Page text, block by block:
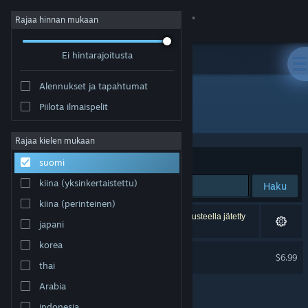
Kirjaudu sisään
Tietoa
Tuki
Vaihda kieli
Hanki Steam-mobiilisovellus
Näytä työpöytäsivusto
Rajaa hinnan mukaan
Ei hintarajoitusta
Alennukset ja tapahtumat
Piilota ilmaispelit
Rajaa kielen mukaan
suomi
kiina (yksinkertaistettu)
kiina (perinteinen)
japani
korea
thai
Arabia
Kehittäjä: Skeleton Crew Studio
Järjestelyperuste
Haku
1 tulos vastaa hakuasi. 7 peliä on asetustesi perusteella jätetty
pois.
$6.99